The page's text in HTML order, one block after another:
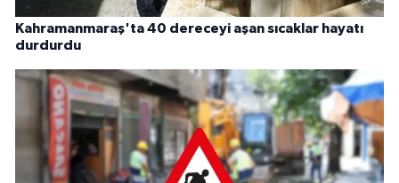
Kahramanmaraş'ta 40 dereceyi aşan sıcaklar hayatı
durdurdu